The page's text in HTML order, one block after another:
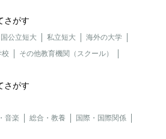
さがす
国公立短大 私立短大
海外の大学
その他教育機関（スクール）
さがす
音楽 総合・教養
国際・国際関係